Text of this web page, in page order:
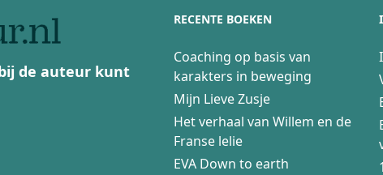
de auteur kunt
RECENTE BOEKEN
Coaching op basis van
karakters in beweging
Mijn Lieve Zusje
Het verhaal van Willem en de
Franse lelie
EVA Down to earth